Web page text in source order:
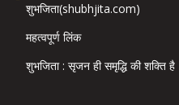
शुभजिता(shubhjita.com)
महत्वपूर्ण लिंक
शुभजिता : सृजन ही समृद्धि की शक्ति है